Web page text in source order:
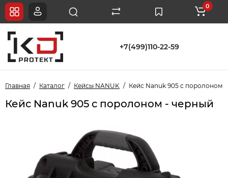
+7(499)110-22-59
0
Главная Каталог Кейсы NANUK Кейс Nanuk 905 с поролоном
Кейс Nanuk 905 с поролоном - черный